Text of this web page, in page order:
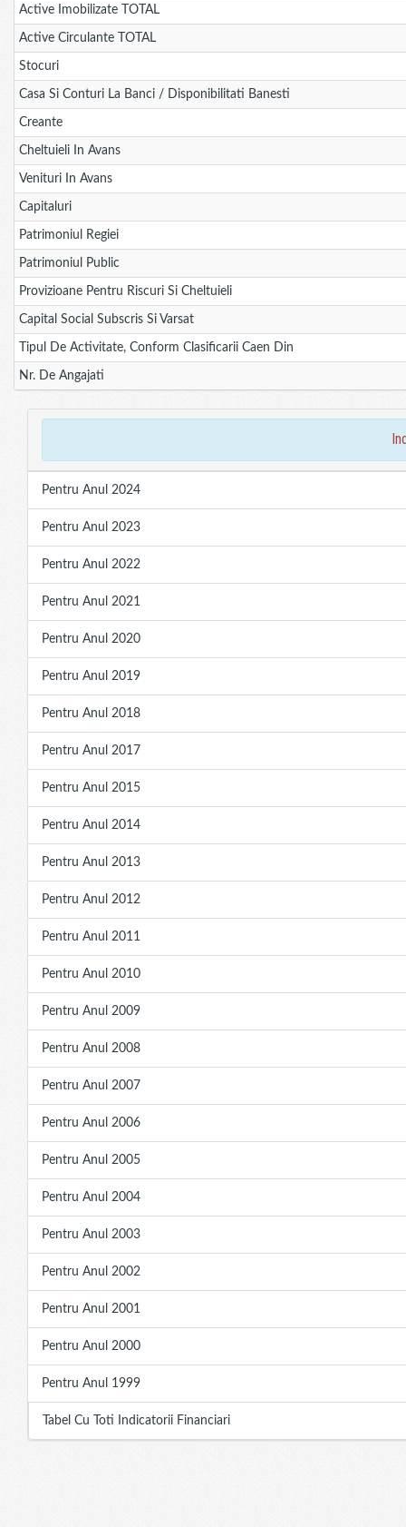
Active Imobilizate TOTAL
Active Circulante TOTAL
Stocuri
Casa Si Conturi La Banci / Disponibilitati Banesti
Creante
Cheltuieli In Avans
Venituri In Avans
Capitaluri
Patrimoniul Regiei
Patrimoniul Public
Provizioane Pentru Riscuri Si Cheltuieli
Capital Social Subscris Si Varsat
Tipul De Activitate, Conform Clasificarii Caen Din
Nr. De Angajati
Pentru Anul 2024
Pentru Anul 2023
Pentru Anul 2022
Pentru Anul 2021
Pentru Anul 2020
Pentru Anul 2019
Pentru Anul 2018
Pentru Anul 2017
Pentru Anul 2015
Pentru Anul 2014
Pentru Anul 2013
Pentru Anul 2012
Pentru Anul 2011
Pentru Anul 2010
Pentru Anul 2009
Pentru Anul 2008
Pentru Anul 2007
Pentru Anul 2006
Pentru Anul 2005
Pentru Anul 2004
Pentru Anul 2003
Pentru Anul 2002
Pentru Anul 2001
Pentru Anul 2000
Pentru Anul 1999
Tabel Cu Toti Indicatorii Financiari